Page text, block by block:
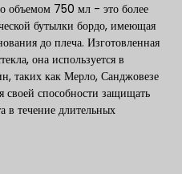
объемом 750 мл - это более
бутылки бордо, имеющая
до плеча. Изготовленная
она используется в
таких как Мерло, Санджовезе
своей способности защищать
в течение длительных